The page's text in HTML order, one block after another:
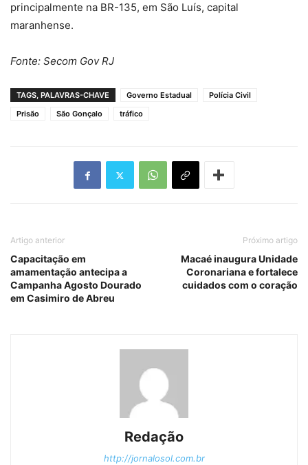
principalmente na BR-135, em São Luís, capital
maranhense.
Fonte: Secom Gov RJ
TAGS, PALAVRAS-CHAVE Governo Estadual
Polícia Civil
Prisão
São Gonçalo tráfico
Artigo anterior
Capacitação em
amamentação antecipa a
Campanha Agosto Dourado
em Casimiro de Abreu
Próximo artigo
Macaé inaugura Unidade
Coronariana e fortalece
cuidados com o coração
Redação
http://jornalosol.com.br